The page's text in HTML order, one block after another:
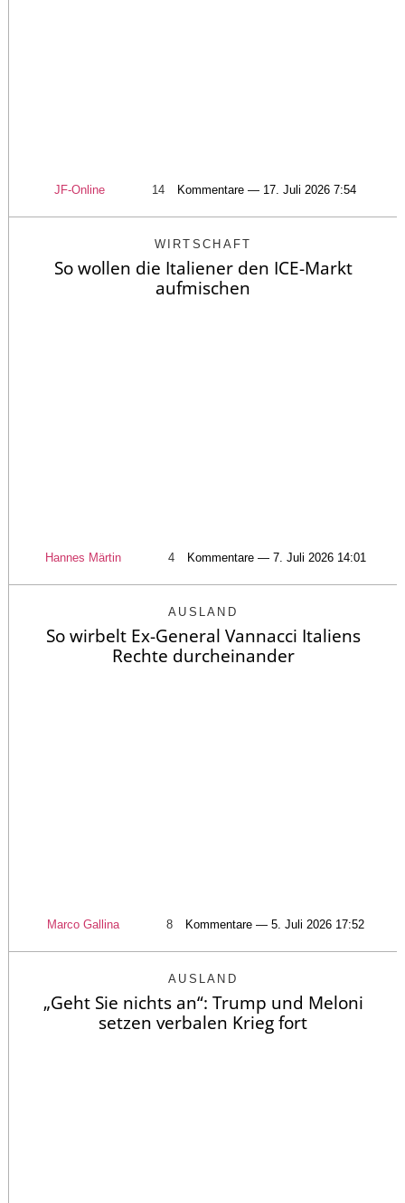
JF-Online 14 Kommentare — 17. Juli 2026 7:54
WIRTSCHAFT
So wollen die Italiener den ICE-Markt
aufmischen
Hannes Märtin 4 Kommentare — 7. Juli 2026 14:01
AUSLAND
So wirbelt Ex-General Vannacci Italiens
Rechte durcheinander
Marco Gallina 8 Kommentare — 5. Juli 2026 17:52
AUSLAND
„Geht Sie nichts an“: Trump und Meloni
setzen verbalen Krieg fort